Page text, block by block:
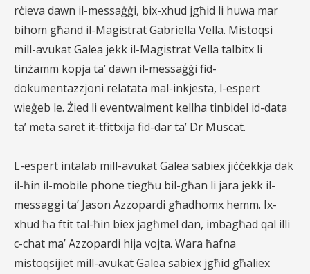
rċieva dawn il-messaġġi, bix-xhud jgħid li huwa mar
bihom għand il-Magistrat Gabriella Vella. Mistoqsi
mill-avukat Galea jekk il-Magistrat Vella talbitx li
tinżamm kopja ta’ dawn il-messaġġi fid-
dokumentazzjoni relatata mal-inkjesta, l-espert
wieġeb le. Żied li eventwalment kellha tinbidel id-data
ta’ meta saret it-tfittxija fid-dar ta’ Dr Muscat.
L-espert intalab mill-avukat Galea sabiex jiċċekkja dak
il-ħin il-mobile phone tiegħu bil-għan li jara jekk il-
messaggi ta’ Jason Azzopardi għadhomx hemm. Ix-
xhud ħa ftit tal-ħin biex jagħmel dan, imbagħad qal illi
c-chat ma’ Azzopardi hija vojta. Wara ħafna
mistoqsijiet mill-avukat Galea sabiex jgħid għaliex